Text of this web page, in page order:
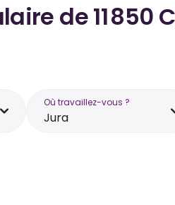
de 11 850
Où travaillez-vous ?
Jura